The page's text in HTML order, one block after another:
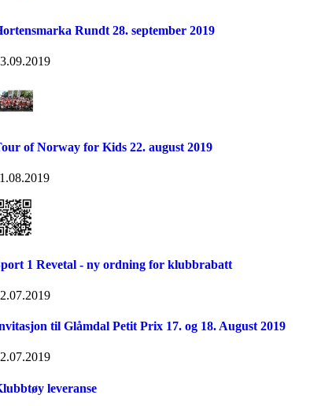
Rundt 28. september 2019
of Norway for Kids 22. august 2019
1 Revetal - ny ordning for klubbrabatt
til Glåmdal Petit Prix 17. og 18. August 2019
leveranse